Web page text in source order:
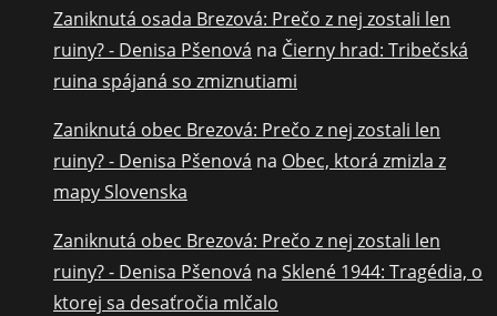
Zaniknutá osada Brezová: Prečo z nej zostali len
ruiny? - Denisa Pšenová na Čierny hrad: Tribečská
ruina spájaná so zmiznutiami
Zaniknutá obec Brezová: Prečo z nej zostali len
ruiny? - Denisa Pšenová na Obec, ktorá zmizla z
mapy Slovenska
Zaniknutá obec Brezová: Prečo z nej zostali len
ruiny? - Denisa Pšenová na Sklené 1944: Tragédia, o
ktorej sa desaťročia mlčalo